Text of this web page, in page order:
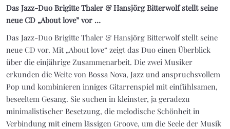
Das Jazz-Duo Brigitte Thaler & Hansjörg Bitterwolf stellt seine
neue CD „About love” vor …
Das Jazz-Duo Brigitte Thaler & Hansjörg Bitterwolf stellt seine
neue CD vor. Mit „About love“ zeigt das Duo einen Überblick
über die einjährige Zusammenarbeit. Die zwei Musiker
erkunden die Weite von Bossa Nova, Jazz und anspruchsvollem
Pop und kombinieren inniges Gitarrenspiel mit einfühlsamen,
beseeltem Gesang. Sie suchen in kleinster, ja geradezu
minimalistischer Besetzung, die melodische Schönheit in
Verbindung mit einem lässigen Groove, um die Seele der Musik